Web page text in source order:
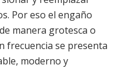
Por eso el engaño
manera grotesca o
frecuencia se presenta
moderno y